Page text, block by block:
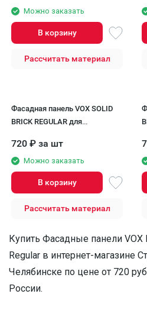
Можно заказать
В корзину
Рассчитать материал
Фасадная панель VOX SOLID
BRICK REGULAR для
720 ₽ за шт
Можно заказать
В корзину
Рассчитать материал
Купить Фасадные панели VOX
Regular в интернет-магазине
Челябинске по цене от 720
России.